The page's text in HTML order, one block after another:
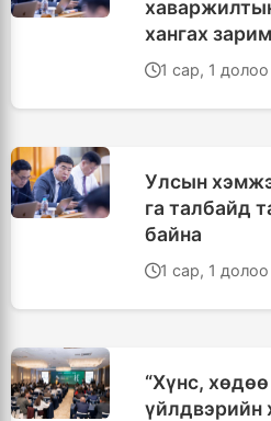
хангах
тухай
1 сар, 1
Улсын
га талбайд
байна
1 сар, 1
“Хүнс,
үйлдвэрийн